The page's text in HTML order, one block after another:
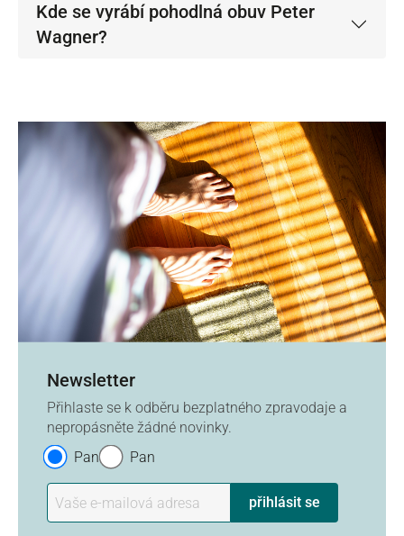
Kde se vyrábí pohodlná obuv Peter
Wagner?
Newsletter
Přihlaste se k odběru bezplatného zpravodaje a
nepropásněte žádné novinky.
Paní
Pan
přihlásit se